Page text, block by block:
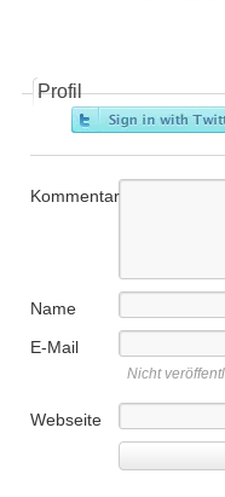
Profil
Kommentar
Name
E-Mail
Nicht
Webseite